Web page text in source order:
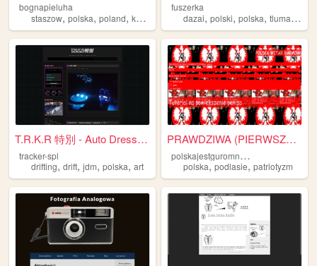
bognapieluha
staszow, polska, poland, kupa
fuszerka
dazai,polski,polska,tlumaczenia
T.R.K.R 特別 - Auto Dress Up F...
tracker-spl
drifting, drift, jdm, polska, art
PRAWDZIWA (PIERWSZA) POLSKA ...
p
olskajestguromnapodlasiu
polska,podlasie,patriotyzm